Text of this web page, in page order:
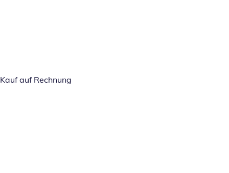
Kauf auf Rechnung